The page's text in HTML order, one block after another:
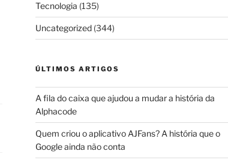
Tecnologia (135)
Uncategorized(344)
ÚLTIMOS ARTIGOS
A fila do caixa que ajudou a mudar a história da
Alphacode
Quem criou o aplicativo AJFans? A história que o
Google ainda não conta